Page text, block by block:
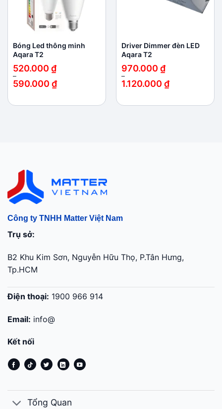
Bóng Led thông minh
Aqara T2
520.000 ₫
–
590.000 ₫
từ
Driver Dimmer đèn LED
Aqara T2
970.000 ₫
–
1.120.000 ₫
từ
Công ty TNHH Matter Việt Nam
Trụ sở:
B2 Khu Kim Sơn, Nguyễn Hữu Thọ, P.Tân Hưng,
Tp.HCM
Điện thoại: 1900 966 914
Email: info@
Kết nối
Tổng Quan